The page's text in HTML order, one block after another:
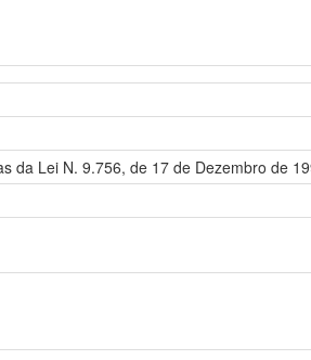
da Lei N. 9.756, de 17 de Dezembro de